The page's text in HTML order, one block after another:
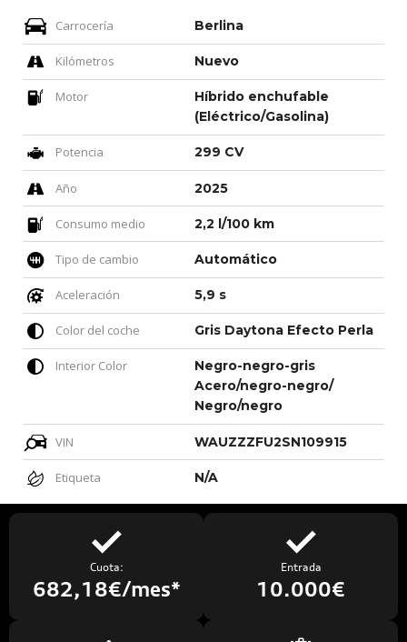
Carrocería Berlina
Kilómetros Nuevo
Motor
Híbrido enchufable
(Eléctrico/Gasolina)
Potencia 299 CV
Año 2025
Consumo medio 2,2 l/100 km
Tipo de cambio Automático
Aceleración 5,9 s
Color del coche Gris Daytona Efecto Perla
Interior Color
Negro-negro-gris
Acero/negro-negro/
Negro/negro
VIN WAUZZZFU2SN109915
Etiqueta N/A
Cuota:
682,18€/mes*
Entrada
10.000€